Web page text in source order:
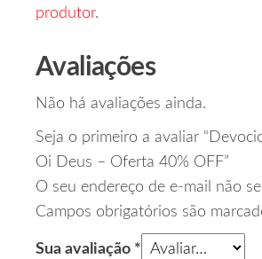
produtor.
Avaliações
Não há avaliações ainda.
Seja o primeiro a avaliar
Oi Deus – Oferta 40% OFF”
O seu endereço de e-mail não
Campos obrigatórios são
Sua avaliação *